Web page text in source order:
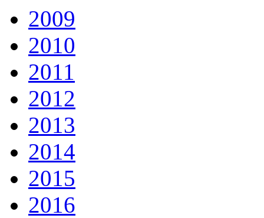
2009
2010
2011
2012
2013
2014
2015
2016